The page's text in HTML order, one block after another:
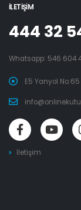
İLETIŞIM
444 32
Whatsapp: 546 604
E5 Yanyol No:65
İletişim